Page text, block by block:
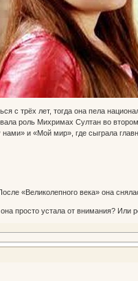
с трёх лет, тогда она пела
роль Михримах Султан во
и «Мой мир», где сыграла
«Великолепного века» она
просто устала от внимания? Или